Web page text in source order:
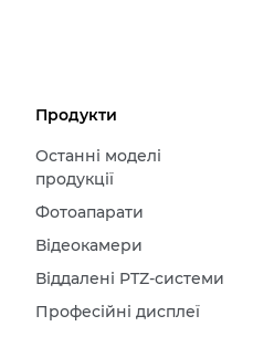
Продукти
Останні моделі
продукції
Фотоапарати
Відеокамери
Віддалені PTZ-системи
Професійні дисплеї